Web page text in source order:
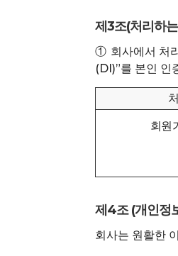
제3조(처리하
① 회사에서 처
(DI)”를 본인 인
회원
제4조 (개인정
회사는 원활한